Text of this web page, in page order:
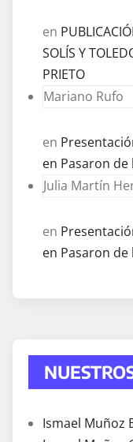
en
SOLÍS Y
PRIETO
Mariano Rufo
en
en Pasaron de
Julia Martín
en
en Pasaron de
Ismael Muñoz